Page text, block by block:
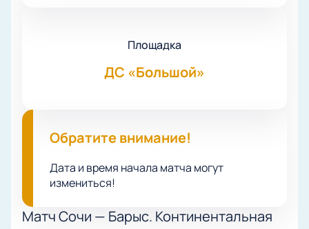
Площадка
ДС «Большой»
Обратите внимание!
Дата и время начала матча могут
измениться!
Матч Сочи — Барыс. Континентальная